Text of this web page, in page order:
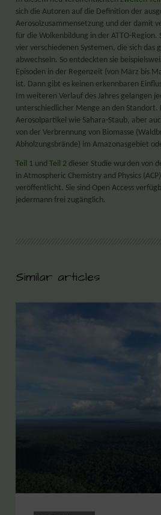
sich die Autoren auf die Definition der
Aerosolzusammensetzung und der damit
für die Wolkenbildung in der ATTO-Region.
vier verschiedenen Systemen, die sich das
abwechseln. So entdeckten sie
Episoden in der Regenzeit (von März bis
ist. Dann gibt es keinen erkennbaren
Im weiteren Verlauf des Jahres gelangen
unterschiedlicher Menge an den Standort.
Aerosolpartikel wie Sahara-Staub, aber
von der Verbrennung von Biomasse
Abholzungsbrände) im Amazonasgebiet
Teil 1 und Teil 2dieser Studie wurden von
in Atmospheric Chemistry and Physics
veröffentlicht. Sie sind Open Access
jedermann frei zugänglich.
Similar articles